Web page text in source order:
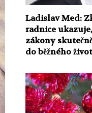
Ladislav Med:
radnice
zákony
do běžného